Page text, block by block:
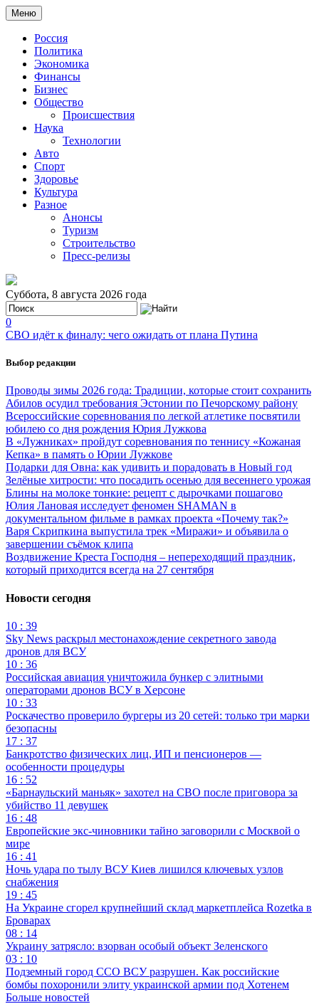
Меню
Россия
Политика
Экономика
Финансы
Бизнес
Общество
Происшествия
Наука
Технологии
Авто
Спорт
Здоровье
Культура
Разное
Анонсы
Туризм
Строительство
Пресс-релизы
Суббота, 8 августа 2026 года
0
СВО идёт к финалу: чего ожидать от плана Путина
Выбор редакции
Проводы зимы 2026 года: Традиции, которые стоит сохранить
Абилов осудил требования Эстонии по Печорскому району
Всероссийские соревнования по легкой атлетике посвятили
юбилею со дня рождения Юрия Лужкова
В «Лужниках» пройдут соревнования по теннису «Кожаная
Кепка» в память о Юрии Лужкове
Подарки для Овна: как удивить и порадовать в Новый год
Зелёные хитрости: что посадить осенью для весеннего урожая
Блины на молоке тонкие: рецепт с дырочками пошагово
Юлия Лановая исследует феномен SHAMAN в
документальном фильме в рамках проекта «Почему так?»
Варя Скрипкина выпустила трек «Миражи» и объявила о
завершении съёмок клипа
Воздвижение Креста Господня – непереходящий праздник,
который приходится всегда на 27 сентября
Новости сегодня
10 : 39
Sky News раскрыл местонахождение секретного завода
дронов для ВСУ
10 : 36
Российская авиация уничтожила бункер с элитными
операторами дронов ВСУ в Херсоне
10 : 33
Роскачество проверило бургеры из 20 сетей: только три марки
безопасны
17 : 37
Банкротство физических лиц, ИП и пенсионеров —
особенности процедуры
16 : 52
«Барнаульский маньяк» захотел на СВО после приговора за
убийство 11 девушек
16 : 48
Европейские экс-чиновники тайно заговорили с Москвой о
мире
16 : 41
Ночь удара по тылу ВСУ Киев лишился ключевых узлов
снабжения
19 : 45
На Украине сгорел крупнейший склад маркетплейса Rozetka в
Броварах
08 : 14
Украину затрясло: взорван особый объект Зеленского
03 : 10
Подземный город ССО ВСУ разрушен. Как российские
бомбы похоронили элиту украинской армии под Хотенем
Больше новостей